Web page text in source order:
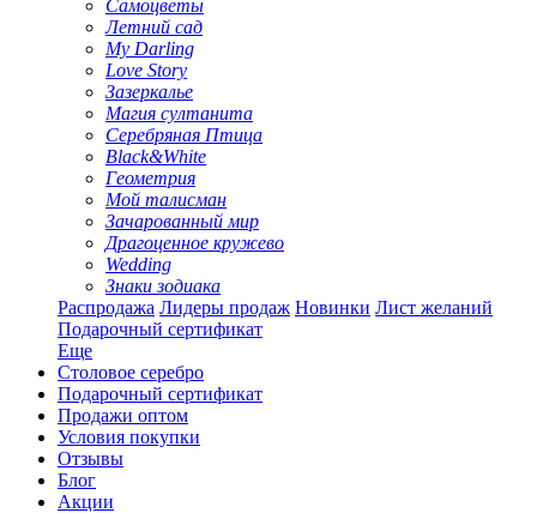
Самоцветы
Летний сад
My Darling
Love Story
Зазеркалье
Магия султанита
Серебряная Птица
Black&White
Геометрия
Мой талисман
Зачарованный мир
Драгоценное кружево
Wedding
Знаки зодиака
Распродажа Лидеры продаж Новинки Лист желаний
Подарочный сертификат
Еще
Столовое серебро
Подарочный сертификат
Продажи оптом
Условия покупки
Отзывы
Блог
Акции